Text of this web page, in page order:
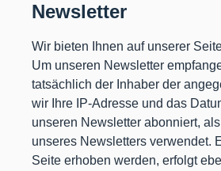
Newsletter
Wir bieten Ihnen auf unserer
Um unseren Newsletter
tatsächlich der Inhaber der
wir Ihre IP-Adresse und das
unseren Newsletter abonniert,
unseres Newsletters verwendet.
Seite erhoben werden, erfolgt